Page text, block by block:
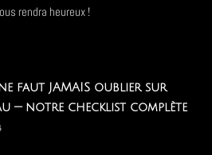
rendra heureux !
faut JAMAIS oublier sur
— notre checklist complète